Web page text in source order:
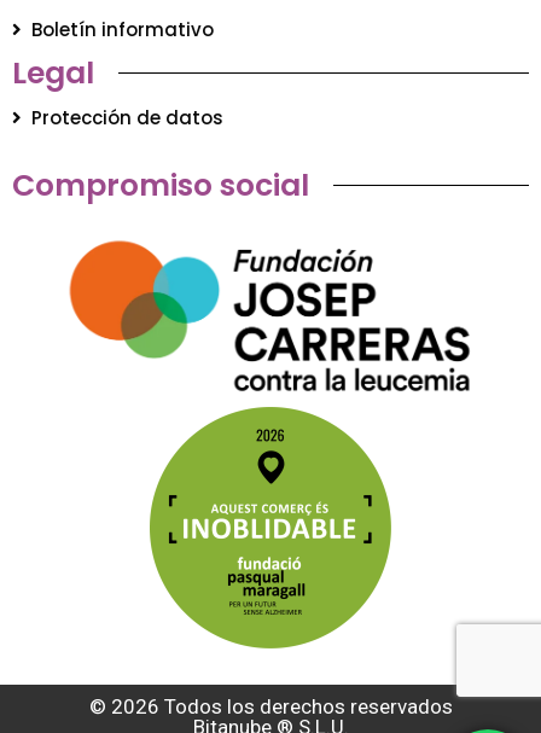
Boletín informativo
Legal
Protección de datos
Compromiso social
© 2026 Todos los derechos reservados
Bitanube ®️ S.L.U.